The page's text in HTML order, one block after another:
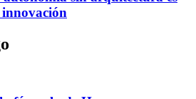
sin arquitectura es